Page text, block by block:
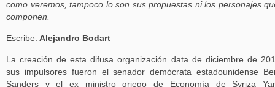
como veremos, tampoco lo son sus propuestas ni los personajes
componen.
Escribe: Alejandro Bodart
La creación de esta difusa organización data de diciembre de
sus impulsores fueron el senador demócrata estadounidense
Sanders y el ex ministro griego de Economía de Syriza